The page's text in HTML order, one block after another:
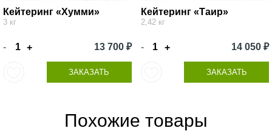
Кейтеринг «Хумми»
3 кг
- + 13 700 ₽
ЗАКАЗАТЬ
Кейтеринг «Таир»
2,42 кг
- + 14 050 ₽
ЗАКАЗАТЬ
Похожие товары